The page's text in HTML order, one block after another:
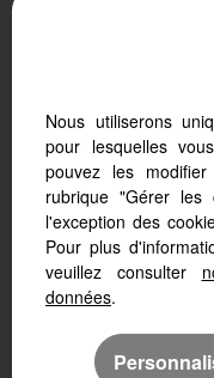
Sete (34200)
Frontignan (34110)
Bouzigues (34140)
Montbazin (34560)
Nous utiliserons
pour lesquelles
pouvez les
rubrique "Gérer
l'exception des
Pour plus
veuillez consulter
données.